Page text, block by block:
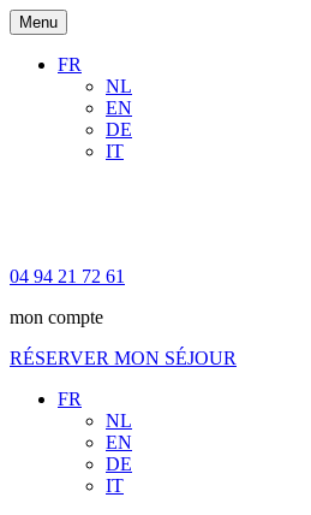
Menu
FR
NL
EN
DE
IT
04 94 21 72 61
mon compte
RÉSERVER MON SÉJOUR
FR
NL
EN
DE
IT